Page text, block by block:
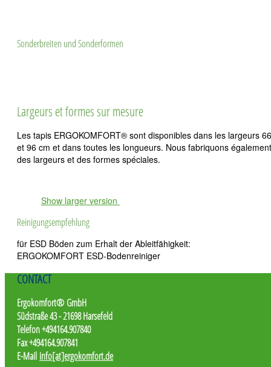
Sonderbreiten und Sonderformen
Largeurs et formes sur mesure
Les tapis ERGOKOMFORT® sont disponibles dans les largeurs 66
et 96 cm et dans toutes les longueurs. Nous fabriquons également
des largeurs et des formes spéciales.
Show larger version
Reinigungsempfehlung
für ESD Böden zum Erhalt der Ableitfähigkeit:
ERGOKOMFORT ESD-Bodenreiniger
CONTACT
Ergokomfort® GmbH
Südstraße 43 - 21698 Harsefeld
Telefon +494164.907840
Fax +494164.907841
E-Mail info[at]ergokomfort.de